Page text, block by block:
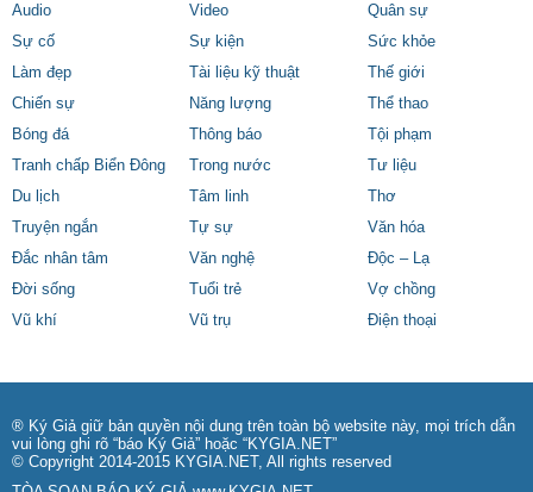
Audio
Video
Quân sự
Sự cố
Sự kiện
Sức khỏe
Làm đẹp
Tài liệu kỹ thuật
Thế giới
Chiến sự
Năng lượng
Thể thao
Bóng đá
Thông báo
Tội phạm
Tranh chấp Biển Đông
Trong nước
Tư liệu
Du lịch
Tâm linh
Thơ
Truyện ngắn
Tự sự
Văn hóa
Đắc nhân tâm
Văn nghệ
Độc – Lạ
Đời sống
Tuổi trẻ
Vợ chồng
Vũ khí
Vũ trụ Điện thoại
® Ký Giả giữ bản quyền nội dung trên toàn bộ website này, mọi trích dẫn
vui lòng ghi rõ “báo Ký Giả” hoặc “KYGIA.NET”
© Copyright 2014-2015 KYGIA.NET, All rights reserved